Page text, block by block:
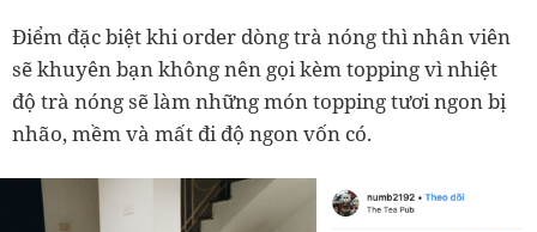
Điểm đặc biệt khi order dòng trà nóng thì nhân viên
sẽ khuyên bạn không nên gọi kèm topping vì nhiệt
độ trà nóng sẽ làm những món topping tươi ngon bị
nhão, mềm và mất đi độ ngon vốn có.